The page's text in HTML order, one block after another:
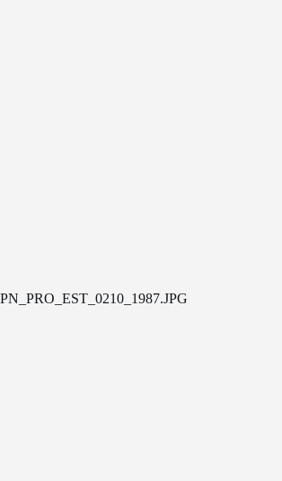
PN_PRO_EST_0210_1987.JPG